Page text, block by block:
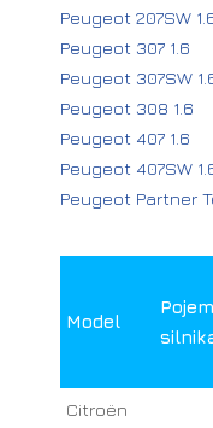
Peugeot 207SW
Peugeot 307 1.6
Peugeot 307SW
Peugeot 308 1.6
Peugeot 407 1.6
Peugeot 407SW
Peugeot Partner
Model
Citroën